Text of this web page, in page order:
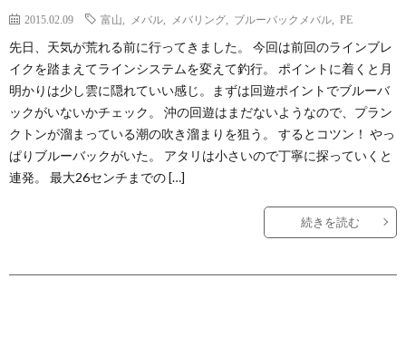
2015.02.09 富山 メバル メバリング ブルーバックメバル PE
先日、天気が荒れる前に行ってきました。 今回は前回のラインブレ
イクを踏まえてラインシステムを変えて釣行。 ポイントに着くと月
明かりは少し雲に隠れていい感じ。まずは回遊ポイントでブルーバ
ックがいないかチェック。 沖の回遊はまだないようなので、プラン
クトンが溜まっている潮の吹き溜まりを狙う。 するとコツン！ やっ
ぱりブルーバックがいた。 アタリは小さいので丁寧に探っていくと
連発。 最大26センチまでの […]
続きを読む